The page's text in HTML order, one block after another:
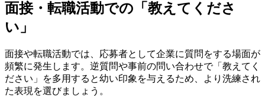
面接・転職活動での「教えてくださ
い」
面接や転職活動では、応募者として企業に質問をする場面が
頻繁に発生します。逆質問や事前の問い合わせで「教えてく
ださい」を多用すると幼い印象を与えるため、より洗練され
た表現を選びましょう。